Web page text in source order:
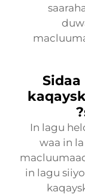
In lagu
waa in
in lagu